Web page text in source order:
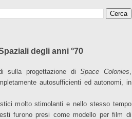
degli anni °70
sulla progettazione diSpace Colonies
autosufficienti ed autonomi, in
molto stimolanti e nello stesso tempo
furono presi come modello per film di